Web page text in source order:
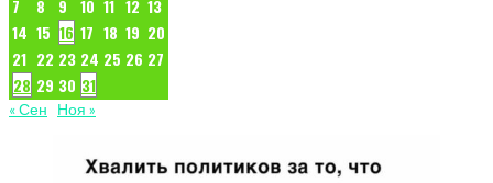
7
8 9 10 11 12 13
14 15 16 17 18 19 20
21 22 23 24 25 26 27
28 29 30 31
« Сен Ноя »